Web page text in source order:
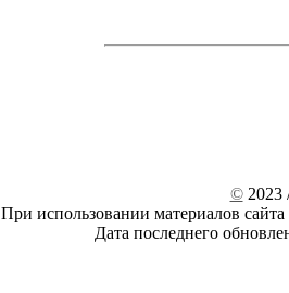
©2023
При использовании материалов
Дата последнего